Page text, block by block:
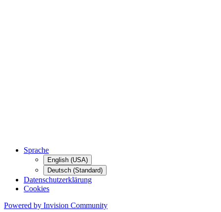
Sprache
English (USA)
Deutsch (Standard)
Datenschutzerklärung
Cookies
Powered by Invision Community